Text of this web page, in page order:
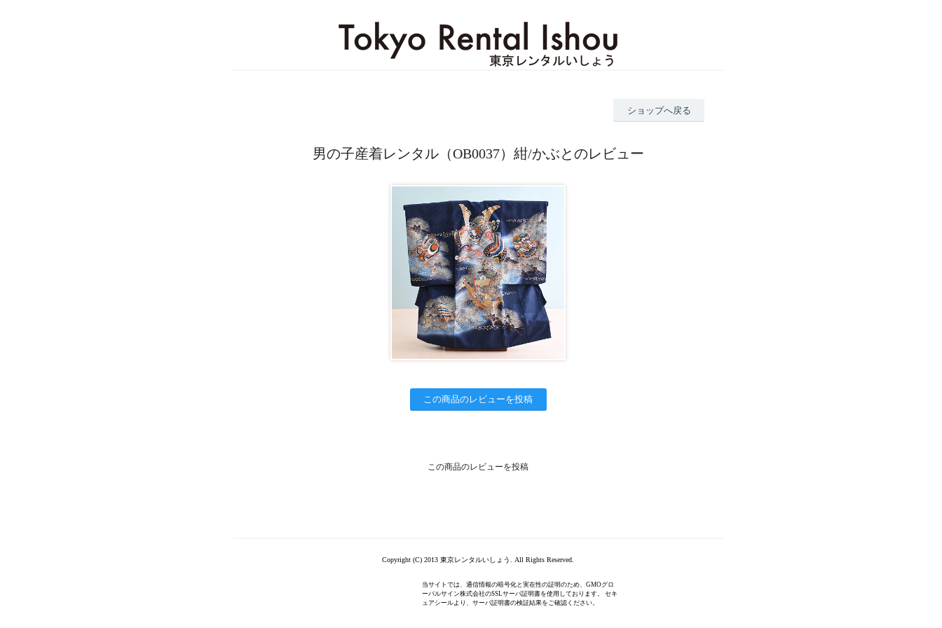
ショップへ戻る
男の子産着レンタル（OB0037）紺/かぶとのレビュー
この商品のレビューを投稿
この商品のレビューを投稿
Copyright (C) 2013 東京レンタルいしょう. All Rights Reserved.
当サイトでは、通信情報の暗号化と実在性の証明のため、GMOグロ
ーバルサイン株式会社のSSLサーバ証明書を使用しております。 セキ
ュアシールより、サーバ証明書の検証結果をご確認ください。